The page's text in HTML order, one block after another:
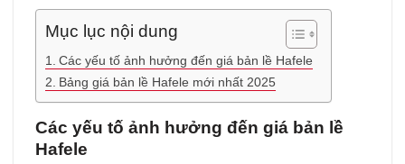
Mục lục nội dung
Các yếu tố ảnh hưởng đến giá bản lề Hafele
Bảng giá bản lề Hafele mới nhất 2025
Các yếu tố ảnh hưởng đến giá bản lề
Hafele